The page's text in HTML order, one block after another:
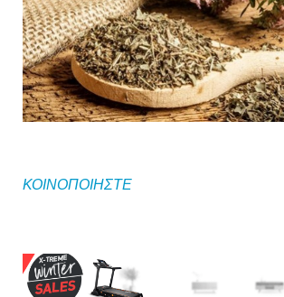
ΚΟΙΝΟΠΟΙΗΣΤΕ